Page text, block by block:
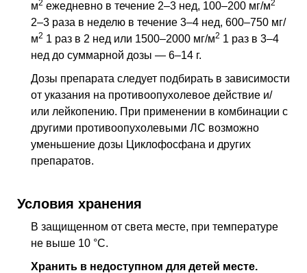
м2 ежедневно в течение 2–3 нед, 100–200 мг/м2
2–3 раза в неделю в течение 3–4 нед, 600–750 мг/
м2 1 раз в 2 нед или 1500–2000 мг/м2 1 раз в 3–4
нед до суммарной дозы — 6–14 г.
Дозы препарата следует подбирать в зависимости
от указания на противоопухолевое действие и/
или лейкопению. При применении в комбинации с
другими противоопухолевыми ЛС возможно
уменьшение дозы Циклофосфана и других
препаратов.
Условия хранения
В защищенном от света месте, при температуре
не выше 10 °C.
Хранить в недоступном для детей месте.